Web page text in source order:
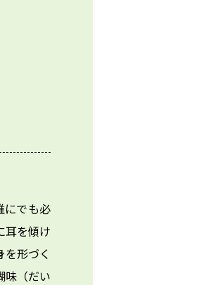
にでも必
耳を傾け
形づく
味（だい